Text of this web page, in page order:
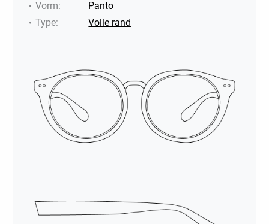
Vorm:
Panto
Type: Volle rand